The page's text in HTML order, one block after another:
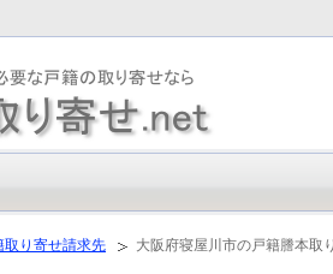
取り寄せ請求先 大阪府寝屋川市の戸籍謄本取